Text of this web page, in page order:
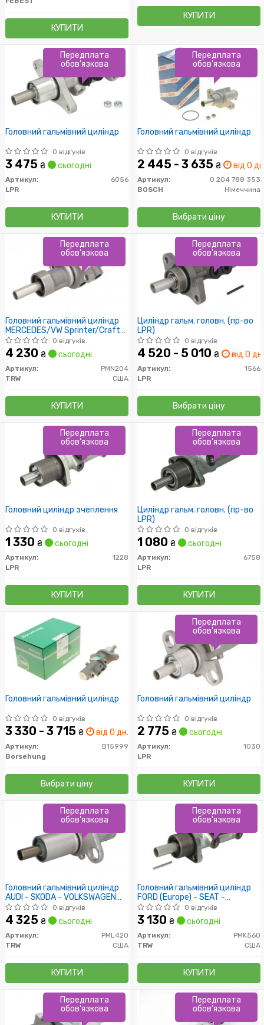
КУПИТИ
КУПИТИ
Головний гальмівний циліндр
0 відгуків
3 475 ₴ сьогодні
Артикул:
6056
LPR
КУПИТИ
Передплата
обов'язкова
Головний гальмівний циліндр
0 відгуків
2 445 - 3 635 ₴ від 0
Артикул:
0 204 788 353
BOSCH
Німеччина
Вибрати ціну
Передплата
обов'язкова
Головний гальмівний циліндр
MERCEDES/VW Sprinter/Crafter
"06>>
0 відгуків
4 230 ₴ сьогодні
Артикул:
PMN204
TRW
США
КУПИТИ
Передплата
обов'язкова
Циліндр гальм. головн. (пр-во
LPR)
0 відгуків
4 520 - 5 010 ₴ від 0 дн.
Артикул:
1566
LPR
Вибрати ціну
Передплата
обов'язкова
Головний циліндр зчеплення
0 відгуків
1 330 ₴ сьогодні
Артикул:
1228
LPR
КУПИТИ
Передплата
обов'язкова
Циліндр гальм. головн. (пр-во
LPR)
0 відгуків
1 080 ₴ сьогодні
Артикул:
6758
LPR
КУПИТИ
Передплата
обов'язкова
Головний гальмівний циліндр
0 відгуків
3 330 - 3 715 ₴ від 0 дн.
Артикул:
B15999
Borsehung
Вибрати ціну
Головний гальмівний циліндр
0 відгуків
2 775 ₴ сьогодні
Артикул:
1030
LPR
КУПИТИ
Передплата
обов'язкова
Головний гальмівний циліндр
AUDI - SKODA - VOLKSWAGEN
A4/A4 Cabrio/A4 Cabrio
Quattro/A4 Quattro/A6/A
0 відгуків
4 325 ₴ сьогодні
Артикул:
PML420
TRW
США
КУПИТИ
Передплата
обов'язкова
Головний гальмівний циліндр
FORD (Europe) - SEAT -
VOLKSWAGEN Galaxy/Galaxy
Van/Alhambra/Alhambra Va
0 відгуків
3 130 ₴ сьогодні
Артикул:
PMK560
TRW
США
КУПИТИ
Передплата
обов'язкова
Передплата
обов'язкова
Передплата
обов'язкова